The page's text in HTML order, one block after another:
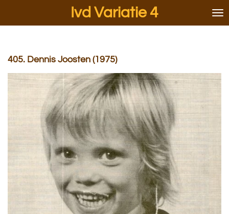
hoofdinhoud
Ivd Variatie 4
405. Dennis Joosten (1975)